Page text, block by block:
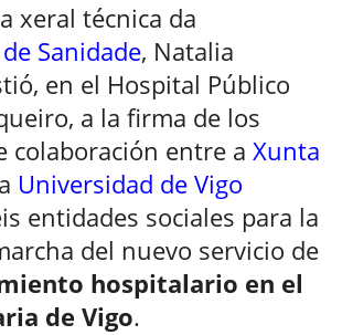
xeral técnica da
Sanidade, Natalia
en el Hospital Público
a la firma de los
colaboración entre a Xunta
Universidad de Vigo
entidades sociales para la
del nuevo servicio de
hospitalario en el
de Vigo.